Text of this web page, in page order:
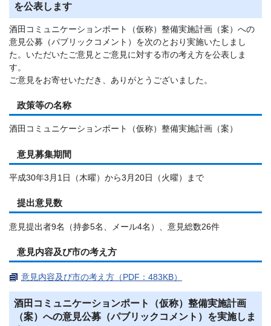
を公表します
酒田コミュニケーションポート（仮称）整備実施計画（案）への
意見公募（パブリックコメント）を次のとおり実施いたしまし
た。いただいたご意見とご意見に対する市の考え方を公表しま
す。
ご意見をお寄せいただき、ありがとうございました。
政策等の名称
酒田コミュニケーションポート（仮称）整備実施計画（案）
意見募集期間
平成30年3月1日（木曜）から3月20日（火曜）まで
提出意見数
意見提出者9名（持参5名、メール4名）、意見総数26件
意見内容及び市の考え方
意見内容及び市の考え方（PDF：483KB）
酒田コミュニケーションポート（仮称）整備実施計画
（案）への意見公募（パブリックコメント）を実施しま